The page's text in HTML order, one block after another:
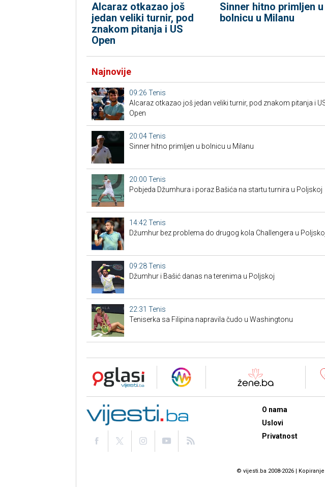
Alcaraz otkazao još
jedan veliki turnir, pod
znakom pitanja i US
Open
Sinner hitno primljen u
bolnicu u Milanu
Najnovije
09:26 Tenis
Alcaraz otkazao još jedan veliki turnir, pod znakom pitanja i
Open
20:04Tenis
Sinner hitno primljen u bolnicu u Milanu
20:00 Tenis
Pobjeda Džumhura i poraz Bašića na startu turnira u Poljskoj
14:42 Tenis
Džumhur bez problema do drugog kola Challengera u
09:28Tenis
Džumhur i Bašić danas na terenima u Poljskoj
22:31 Tenis
Teniserka sa Filipina napravila čudo u Washingtonu
O nama
Uslovi
Privatnost
© vijesti.ba 2008-2026 |